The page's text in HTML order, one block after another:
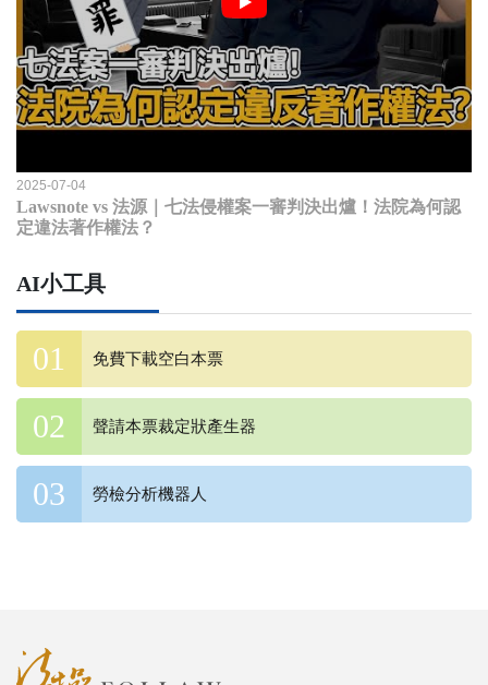
2025-07-04
Lawsnote vs 法源｜七法侵權案一審判決出爐！法院為何認
定違法著作權法？
AI小工具
免費下載空白本票
聲請本票裁定狀產生器
勞檢分析機器人